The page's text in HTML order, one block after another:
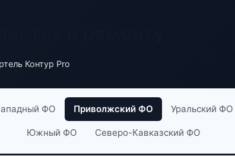
Контур Pro
ФО Приволжский ФО Уральский ФО
Южный ФО Северо-Кавказский ФО